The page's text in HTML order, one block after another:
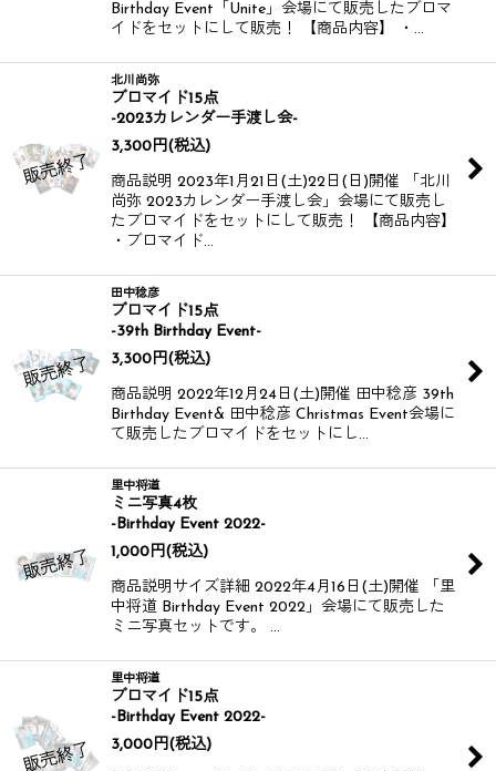
Birthday Event「Unite」会場にて販売したブロマ
イドをセットにして販売！ 【商品内容】 ・…
北川尚弥
ブロマイド15点
-2023カレンダー手渡し会-
3,300 円(税込)
商品説明 2023年1月21日(土)22日(日)開催 「北川
尚弥 2023カレンダー手渡し会」会場にて販売し
たブロマイドをセットにして販売！ 【商品内容】
・ブロマイド…
田中稔彦
ブロマイド15点
-39th Birthday Event-
3,300 円(税込)
商品説明 2022年12月24日(土)開催 田中稔彦 39th
Birthday Event& 田中稔彦 Christmas Event会場に
て販売したブロマイドをセットにし…
里中将道
ミニ写真4枚
-Birthday Event 2022-
1,000 円(税込)
商品説明サイズ詳細 2022年4月16日(土)開催 「里
中将道 Birthday Event 2022」会場にて販売した
ミニ写真セットです。 …
里中将道
ブロマイド15点
-Birthday Event 2022-
3,000 円(税込)